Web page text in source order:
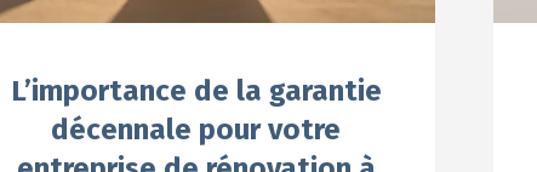
L’importance de la garantie
décennale pour votre